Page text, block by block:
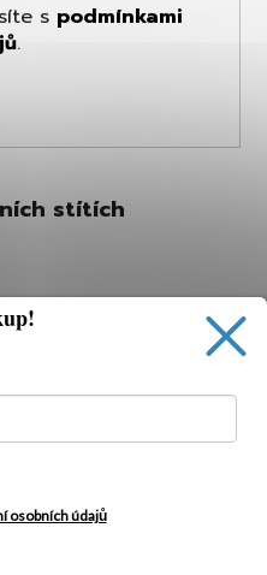
vám umožnili pohodlné
webu neustále zlepšovat
s podmínkami
.
stítích
osobních údajů